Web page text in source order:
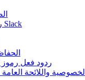
روبوت الترجمة Slack
ردود فعل رموز
الخصوصية واللائحة العامة